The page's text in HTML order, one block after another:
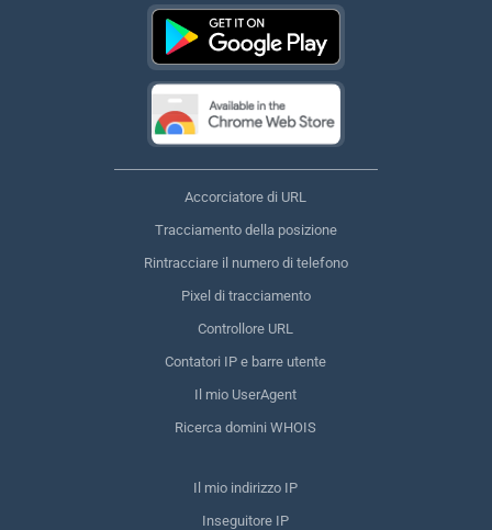
Accorciatore di URL
Tracciamento della posizione
Rintracciare il numero di telefono
Pixel di tracciamento
Controllore URL
Contatori IP e barre utente
Il mio UserAgent
Ricerca domini WHOIS
Il mio indirizzo IP
Inseguitore IP